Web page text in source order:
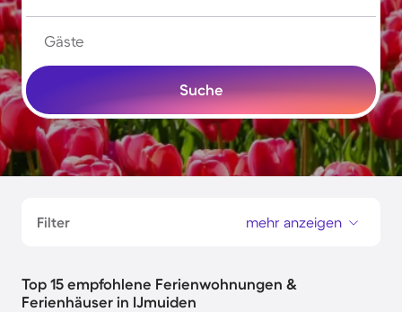
Gäste
Suche
Filter mehr anzeigen
Top 15 empfohlene Ferienwohnungen &
Ferienhäuser in IJmuiden